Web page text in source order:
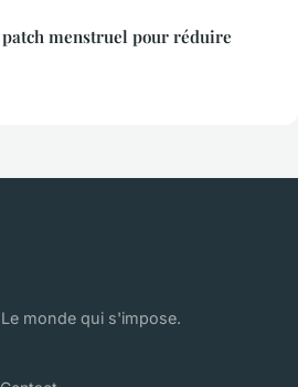
patch menstruel pour réduire
monde qui s'impose.